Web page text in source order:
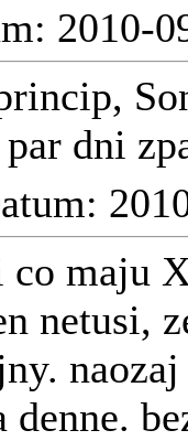
2010-
dni
maju
netusi,
denne.